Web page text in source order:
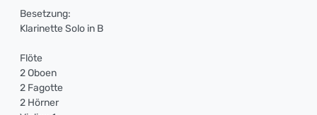
Besetzung:
Klarinette Solo in B
Flöte
2 Oboen
2 Fagotte
2 Hörner